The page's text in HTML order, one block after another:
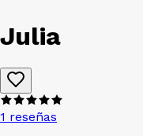
Julia
1 reseñas